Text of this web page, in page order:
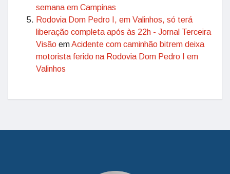
semana em Campinas
Rodovia Dom Pedro I, em Valinhos, só terá
liberação completa após às 22h - Jornal Terceira
Visão emAcidente com caminhão bitrem deixa
motorista ferido na Rodovia Dom Pedro I em
Valinhos